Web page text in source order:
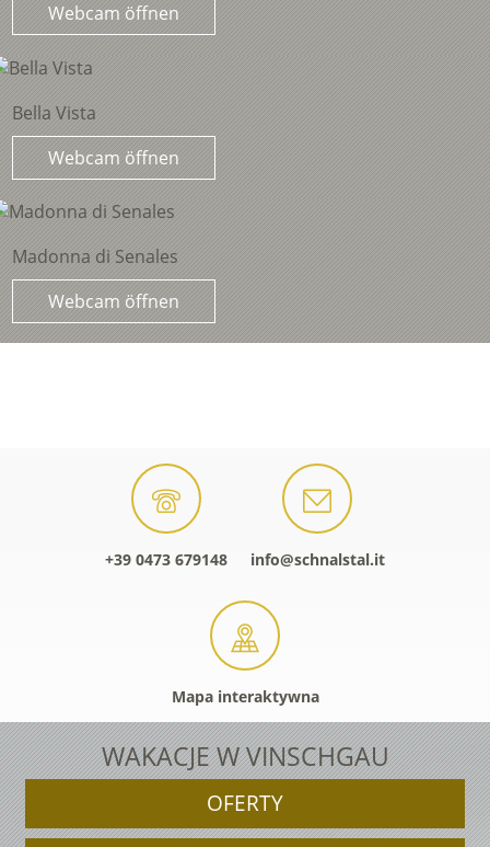
Webcam öffnen
Bella Vista
Webcam öffnen
Madonna di Senales
Webcam öffnen
+39 0473 679148 info@schnalstal.it
Mapa interaktywna
WAKACJE W VINSCHGAU
OFERTY